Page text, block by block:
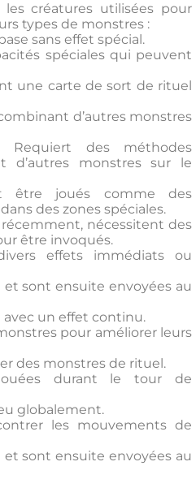
créatures utilisées pour
types de monstres :
sans effet spécial.
spéciales qui peuvent
une carte de sort de rituel
d’autres monstres
Requiert des méthodes
d’autres monstres sur le
être joués comme des
des zones spéciales.
nécessitent des
être invoqués.
effets immédiats ou
sont ensuite envoyées au
avec un effet continu.
pour améliorer leurs
des monstres de rituel.
durant le tour de
globalement.
les mouvements de
sont ensuite envoyées au